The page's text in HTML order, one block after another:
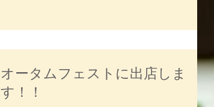
オータムフェストに出店しま
す！！